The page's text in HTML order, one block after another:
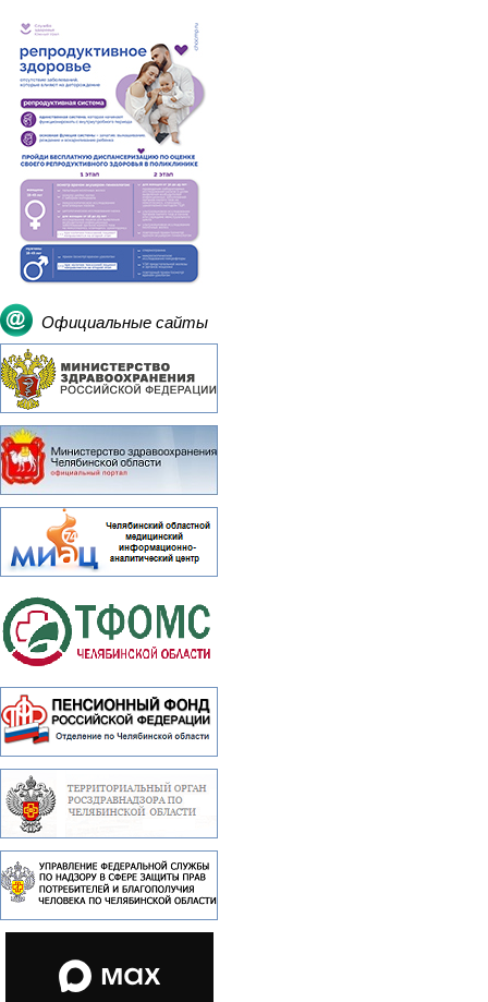
Официальные сайты